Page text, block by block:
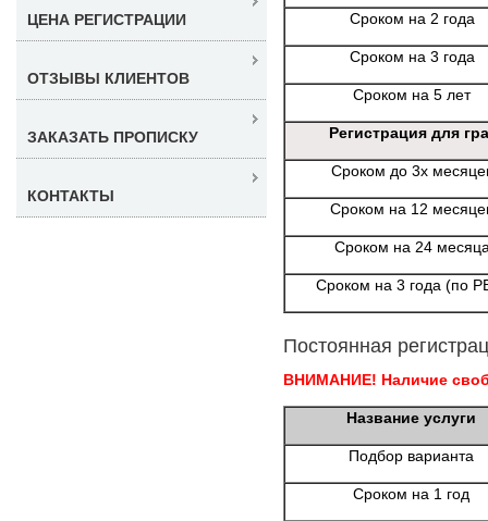
Сроком на 2 года
Сроком на 3 года
Сроком на 5 лет
Регистрация для
Сроком до 3х
Сроком на 12
Сроком на 24
Сроком на 3 года (по
Постоянная
ВНИМАНИЕ! Наличие
Название услуги
Подбор варианта
Сроком на 1 год
ЦЕНА РЕГИСТРАЦИИ
ОТЗЫВЫ КЛИЕНТОВ
ЗАКАЗАТЬ ПРОПИСКУ
КОНТАКТЫ